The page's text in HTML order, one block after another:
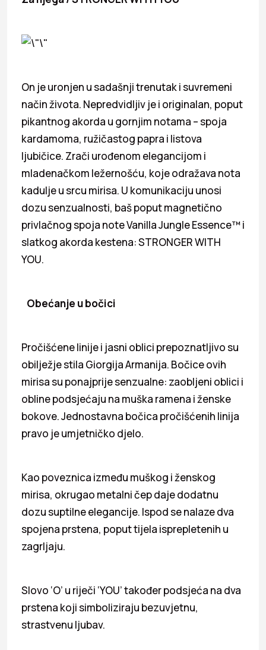
On je uronjen u sadašnji trenutak i suvremeni
način života. Nepredvidljiv je i originalan, poput
pikantnog akorda u gornjim notama – spoja
kardamoma, ružičastog papra i listova
ljubičice. Zrači urođenom elegancijom i
mladenačkom ležernošću, koje odražava nota
kadulje u srcu mirisa. U komunikaciju unosi
dozu senzualnosti, baš poput magnetično
privlačnog spoja note Vanilla Jungle Essence™ i
slatkog akorda kestena: STRONGER WITH
YOU.
Obećanje u bočici
Pročišćene linije i jasni oblici prepoznatljivo su
obilježje stila Giorgija Armanija. Bočice ovih
mirisa su ponajprije senzualne: zaobljeni oblici i
obline podsjećaju na muška ramena i ženske
bokove. Jednostavna bočica pročišćenih linija
pravo je umjetničko djelo.
Kao poveznica između muškog i ženskog
mirisa, okrugao metalni čep daje dodatnu
dozu suptilne elegancije. Ispod se nalaze dva
spojena prstena, poput tijela isprepletenih u
zagrljaju.
Slovo ‘O’ u riječi ‘YOU’ također podsjeća na dva
prstena koji simboliziraju bezuvjetnu,
strastvenu ljubav.